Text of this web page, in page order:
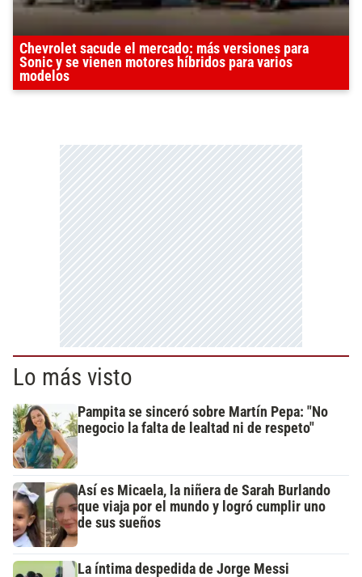
Chevrolet sacude el mercado: más versiones para
Sonic y se vienen motores híbridos para varios
modelos
Lo más visto
Pampita se sinceró sobre Martín Pepa: "No
negocio la falta de lealtad ni de respeto"
Así es Micaela, la niñera de Sarah Burlando
que viaja por el mundo y logró cumplir uno
de sus sueños
La íntima despedida de Jorge Messi